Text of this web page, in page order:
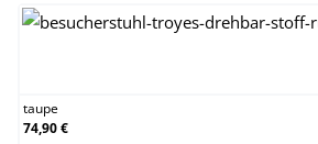
taupe
74,90 €